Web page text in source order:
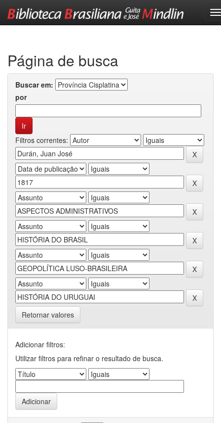
Página de busca
Buscar em:
por
Filtros correntes:
Retornar valores
Adicionar filtros:
Utilizar filtros para refinar o resultado de busca.